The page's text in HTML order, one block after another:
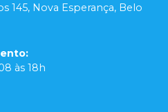
145, Nova Esperança, Belo
:
às 18h